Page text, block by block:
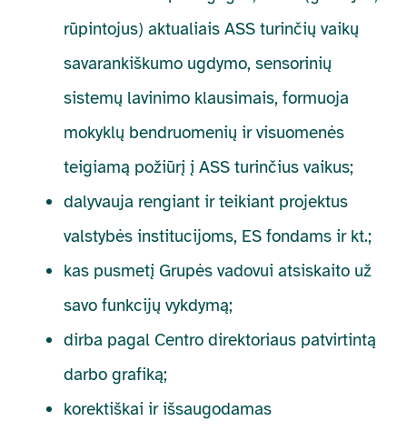
rūpintojus) aktualiais ASS turinčių vaikų
savarankiškumo ugdymo, sensorinių
sistemų lavinimo klausimais, formuoja
mokyklų bendruomenių ir visuomenės
teigiamą požiūrį į ASS turinčius vaikus;
dalyvauja rengiant ir teikiant projektus
valstybės institucijoms, ES fondams ir kt.;
kas pusmetį Grupės vadovui atsiskaito už
savo funkcijų vykdymą;
dirba pagal Centro direktoriaus patvirtintą
darbo grafiką;
korektiškai ir išsaugodamas